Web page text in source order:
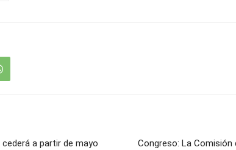
a partir de mayo
Congreso: La Comisión